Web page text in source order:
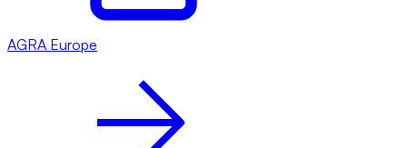
AGRA Europe